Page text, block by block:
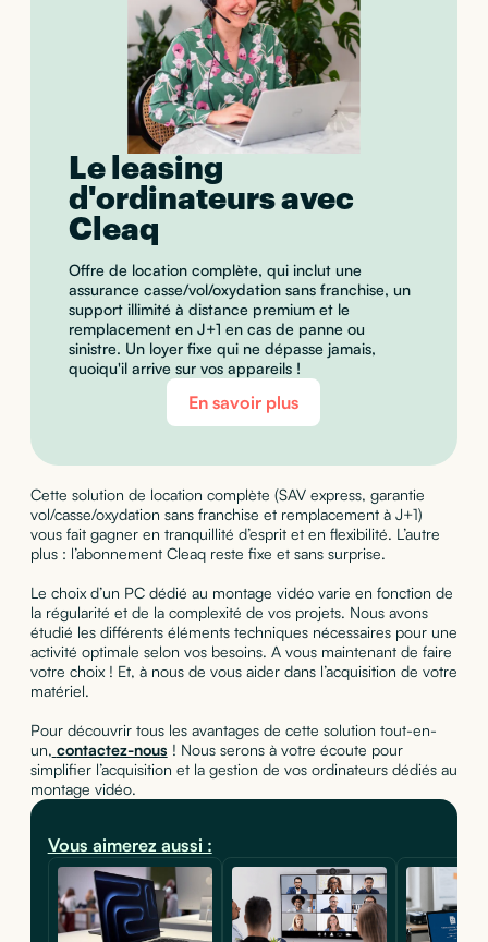
Le leasing
d'ordinateurs avec
Cleaq
Offre de location complète, qui inclut une
assurance casse/vol/oxydation sans franchise, un
support illimité à distance premium et le
remplacement en J+1 en cas de panne ou
sinistre. Un loyer fixe qui ne dépasse jamais,
quoiqu'il arrive sur vos appareils !
En savoir plus
Cette solution de location complète (SAV express, garantie
vol/casse/oxydation sans franchise et remplacement à J+1)
vous fait gagner en tranquillité d’esprit et en flexibilité. L’autre
plus : l’abonnement Cleaq reste fixe et sans surprise.
Le choix d’un PC dédié au montage vidéo varie en fonction de
la régularité et de la complexité de vos projets. Nous avons
étudié les différents éléments techniques nécessaires pour une
activité optimale selon vos besoins. A vous maintenant de faire
votre choix ! Et, à nous de vous aider dans l’acquisition de votre
matériel.
Pour découvrir tous les avantages de cette solution tout-en-
un, contactez-nous ! Nous serons à votre écoute pour
simplifier l’acquisition et la gestion de vos ordinateurs dédiés au
montage vidéo.
Vous aimerez aussi :